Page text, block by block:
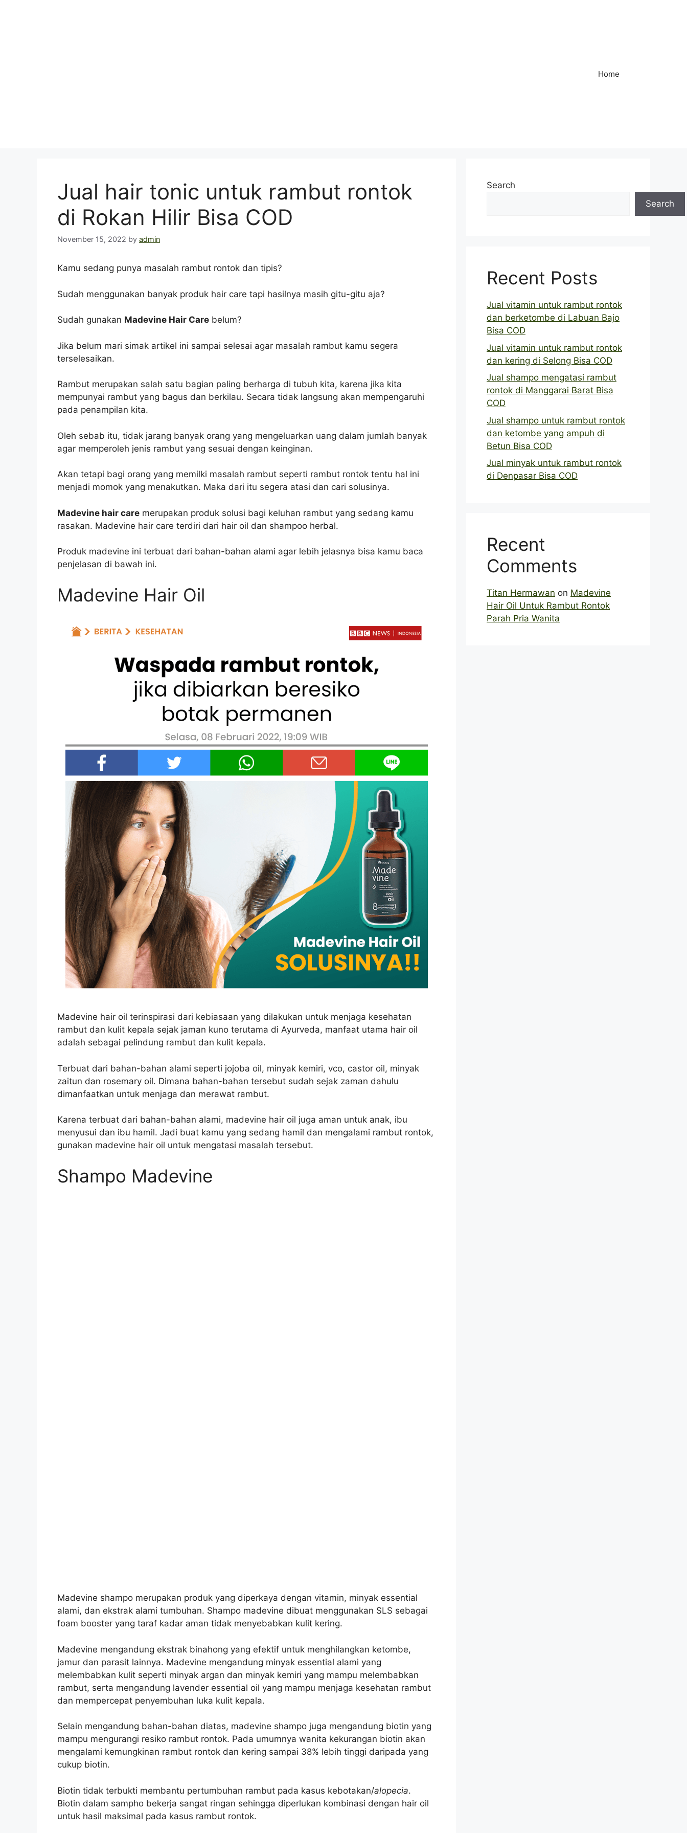
Home
Jual hair tonic untuk rambut rontok
di Rokan Hilir Bisa COD
November 15, 2022 by admin
Kamu sedang punya masalah rambut rontok dan tipis?
Sudah menggunakan banyak produk hair care tapi hasilnya masih gitu-gitu aja?
Sudah gunakan Madevine Hair Care belum?
Jika belum mari simak artikel ini sampai selesai agar masalah rambut kamu segera
terselesaikan.
Rambut merupakan salah satu bagian paling berharga di tubuh kita, karena jika kita
mempunyai rambut yang bagus dan berkilau. Secara tidak langsung akan mempengaruhi
pada penampilan kita.
Oleh sebab itu, tidak jarang banyak orang yang mengeluarkan uang dalam jumlah banyak
agar memperoleh jenis rambut yang sesuai dengan keinginan.
Akan tetapi bagi orang yang memilki masalah rambut seperti rambut rontok tentu hal ini
menjadi momok yang menakutkan. Maka dari itu segera atasi dan cari solusinya.
Madevine hair care merupakan produk solusi bagi keluhan rambut yang sedang kamu
rasakan. Madevine hair care terdiri dari hair oil dan shampoo herbal.
Produk madevine ini terbuat dari bahan-bahan alami agar lebih jelasnya bisa kamu baca
penjelasan di bawah ini.
Madevine Hair Oil
Madevine hair oil terinspirasi dari kebiasaan yang dilakukan untuk menjaga kesehatan
rambut dan kulit kepala sejak jaman kuno terutama di Ayurveda, manfaat utama hair oil
adalah sebagai pelindung rambut dan kulit kepala.
Terbuat dari bahan-bahan alami seperti jojoba oil, minyak kemiri, vco, castor oil, minyak
zaitun dan rosemary oil. Dimana bahan-bahan tersebut sudah sejak zaman dahulu
dimanfaatkan untuk menjaga dan merawat rambut.
Karena terbuat dari bahan-bahan alami, madevine hair oil juga aman untuk anak, ibu
menyusui dan ibu hamil. Jadi buat kamu yang sedang hamil dan mengalami rambut rontok,
gunakan madevine hair oil untuk mengatasi masalah tersebut.
Shampo Madevine
Madevine shampo merupakan produk yang diperkaya dengan vitamin, minyak essential
alami, dan ekstrak alami tumbuhan. Shampo madevine dibuat menggunakan SLS sebagai
foam booster yang taraf kadar aman tidak menyebabkan kulit kering.
Madevine mengandung ekstrak binahong yang efektif untuk menghilangkan ketombe,
jamur dan parasit lainnya. Madevine mengandung minyak essential alami yang
melembabkan kulit seperti minyak argan dan minyak kemiri yang mampu melembabkan
rambut, serta mengandung lavender essential oil yang mampu menjaga kesehatan rambut
dan mempercepat penyembuhan luka kulit kepala.
Selain mengandung bahan-bahan diatas, madevine shampo juga mengandung biotin yang
mampu mengurangi resiko rambut rontok. Pada umumnya wanita kekurangan biotin akan
mengalami kemungkinan rambut rontok dan kering sampai 38% lebih tinggi daripada yang
cukup biotin.
Biotin tidak terbukti membantu pertumbuhan rambut pada kasus kebotakan/alopecia.
Biotin dalam sampho bekerja sangat ringan sehingga diperlukan kombinasi dengan hair oil
untuk hasil maksimal pada kasus rambut rontok.
Search
Search
Recent Posts
Jual vitamin untuk rambut rontok
dan berketombe di Labuan Bajo
Bisa COD
Jual vitamin untuk rambut rontok
dan kering di Selong Bisa COD
Jual shampo mengatasi rambut
rontok di Manggarai Barat Bisa
COD
Jual shampo untuk rambut rontok
dan ketombe yang ampuh di
Betun Bisa COD
Jual minyak untuk rambut rontok
di Denpasar Bisa COD
Recent
Comments
Titan Hermawan on Madevine
Hair Oil Untuk Rambut Rontok
Parah Pria Wanita